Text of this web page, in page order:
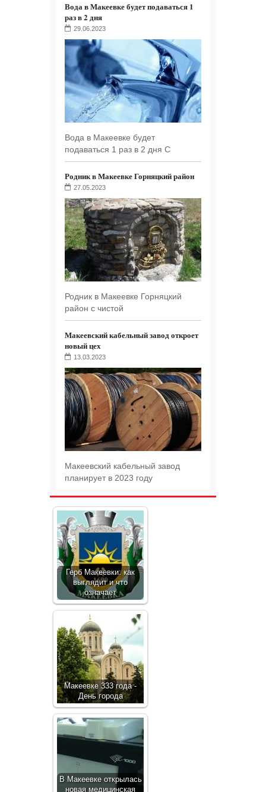
Вода в Макеевке будет подаваться 1
раз в 2 дня
29.06.2023
Вода в Макеевке будет
подаваться 1 раз в 2 дня С
Родник в Макеевке Горняцкий район
27.05.2023
Родник в Макеевке Горняцкий
район с чистой
Макеевский кабельный завод откроет
новый цех
13.03.2023
Макеевский кабельный завод
планирует в 2023 году
Герб Макеевки: как
выглядит и что
означает
Макеевке 333 года -
День города
В Макеевке открылась
новая медицинская